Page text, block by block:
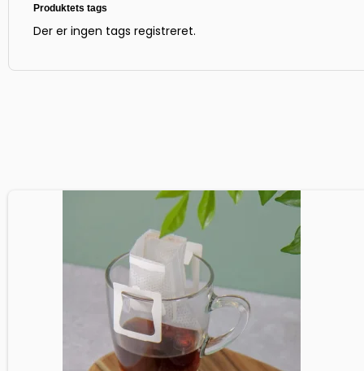
Produktets tags
Der er ingen tags registreret.